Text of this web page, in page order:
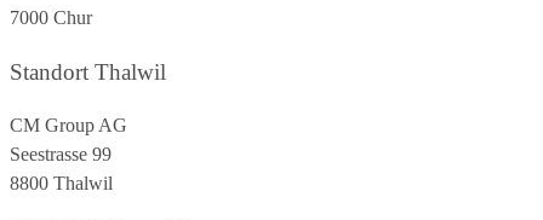
7000 Chur
Standort Thalwil
CM Group AG
Seestrasse 99
8800 Thalwil